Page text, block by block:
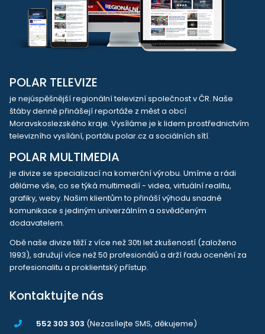
POLAR TELEVIZE
je nejúspěšnější regionální televizní společnost v ČR. Naše
štáby denně přinášejí reportáže z měst a obcí
Moravskoslezského kraje. Vysíláme je k lidem prostřednictvím
televizního vysílání, portálu polar.cz a sociálních sítí.
POLAR MULTIMEDIA
je divize se specializací na komerční výrobu. Umíme a rádi
děláme vše, co se týká multimedií - videa, virtuální realitu,
grafiky, weby. Našim klientům to přináší výhodu snadné
komunikace s jediným univerzálním a osvědčeným
dodavatelem.
Obě naše divize těží z více než 30ti let zkušeností (založeno
1993), sdružují více než 50 profesionálů a drží řadu ocenění za
profesionalitu a proklientský přístup.
Kontaktujte nás
552 303 303 (Nezasílejte SMS, děkujeme)